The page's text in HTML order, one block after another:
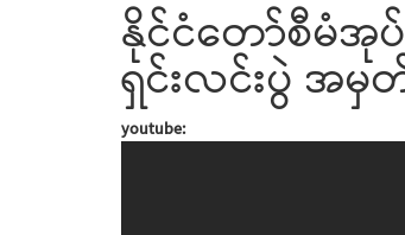
နိုင်ငံတော်စီမံအု
ရှင်းလင်းပွဲ အမှ
youtube: